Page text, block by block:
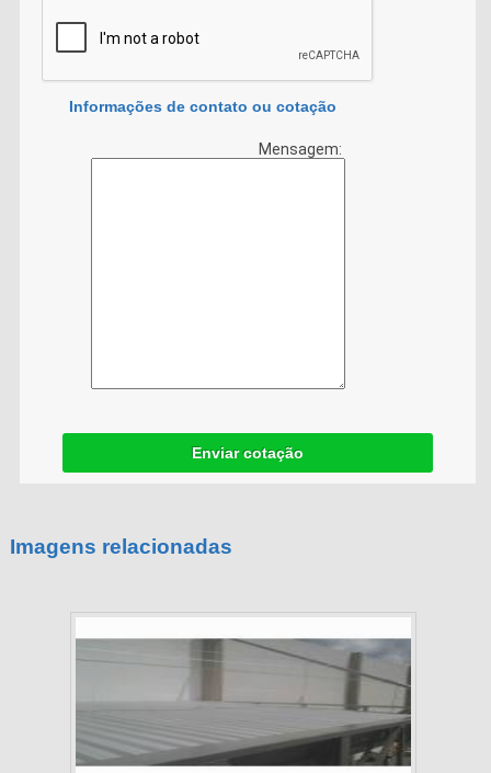
Informações de contato ou cotação
Mensagem:
Enviar cotação
Imagens relacionadas